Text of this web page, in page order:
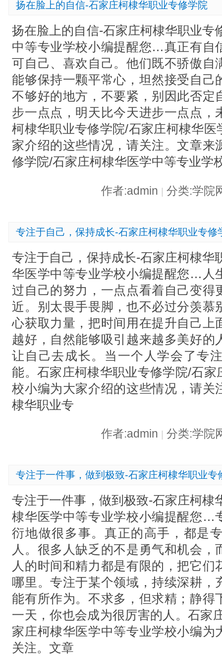
扬在脸上的自信-石家庄柯棣华职业专修学院
扬在脸上的自信-石家庄柯棣华职业专
中等专业学校小编提醒您…真正有自
可自己、喜欢自己。他们既不骄傲自
能够保持一颗平常心，坦然接受自己
不够好的地方，不要紧，别因此否定
步一点点，明天比今天进步一点点，
柯棣华职业专修学院/石家庄柯棣华
家介绍的这些情况，请关注。文章来
修学院/石家庄柯棣华医学中等专业学
作者:admin | 分类:学院
专注于自己，保持成长-石家庄柯棣华职业专修
专注于自己，保持成长-石家庄柯棣华
华医学中等专业学校小编提醒您…人
过自己的努力，一点点看着自己变得
近。别太畏手畏脚，也不必过分羡慕
心获取力量，把时间用在提升自己上
越好，自然能够吸引越来越多美好的
让自己去成长。当一个人学会了专
能。石家庄柯棣华职业专修学院/石
校小编为大家介绍的这些情况，请关
棣华职业专
作者:admin 分类:学院
专注于一件事，做到极致-石家庄柯棣华职业专
专注于一件事，做到极致-石家庄柯棣
棣华医学中等专业学校小编提醒您…
衍地做很多事。真正的高手，都是
人。很多人缺乏的不是勇气和机会，
人的时间和精力都是有限的，把它们
哪里。专注于某个领域，持续深耕，
能有所作为。不求多，但求精；静得
一天，你也会成为很厉害的人。石家
家庄柯棣华医学中等专业学校小编为
关注。文章